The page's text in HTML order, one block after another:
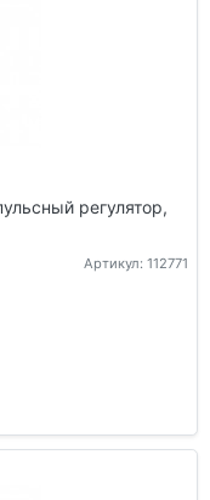
регулятор,
Артикул: 112771